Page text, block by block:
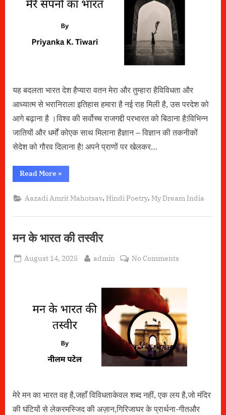
यह बदलता भारत देश हैप्यारा वतन मेरा और तुम्हारा हैविविधता और
आध्यात्म से भरानिराला इतिहास हमारा है नई राह मिली है, उस परदेश को
आगे बढ़ाना है ।विश्व की सर्वोच्च राजगद्दी परभारत को बिठाना है!विभिन्न
जातियों और धर्मों कोएक साथ मिलाना हैज्ञान – विज्ञान की तकनीकों
सेदेश को गौरव दिलाना है! अपने प्राणों पर खेलकर…
Read More“मेरे
सपनों
भारत”
»
Aazadi Amrit Mahotsav,Hindi Poetry,My Dream India
मन के भारत की तस्वीर
Posted
August 14, 2025 By
admin No Commentson
तस्वीर
मेरे मन का भारत वह है,जहाँ विविधताकेवल शब्द नहीं, एक लय है,जो मंदिर
की घंटियों से लेकरमस्जिद की अज़ान,गिरिजाघर के प्रार्थना-गीतऔर